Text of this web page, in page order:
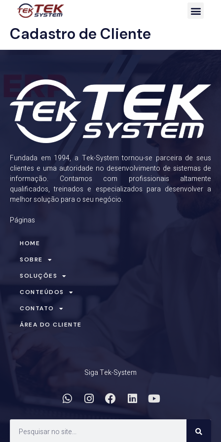
Cadastro de Cliente
Fundada em 1994, a Tek-System tornou-se parceira de seus
clientes e uma autoridade no desenvolvimento de sistemas de
informação. Contamos com profissionais altamente
qualificados, treinados e especializados para desenvolver a
melhor solução para o seu negócio.
Páginas
HOME
SOBRE
SOLUÇÕES
CONTEÚDOS
CONTATO
ÁREA DO CLIENTE
Siga Tek-System